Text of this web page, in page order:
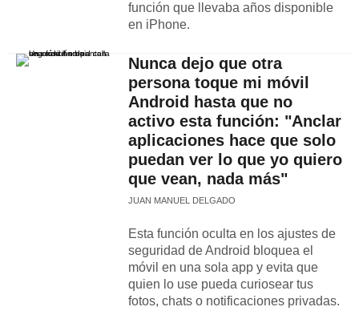
función que llevaba años disponible
en iPhone.
Nunca dejo que otra
persona toque mi móvil
Android hasta que no
activo esta función: "Anclar
aplicaciones hace que solo
puedan ver lo que yo quiero
que vean, nada más"
JUAN MANUEL DELGADO
Esta función oculta en los ajustes de
seguridad de Android bloquea el
móvil en una sola app y evita que
quien lo use pueda curiosear tus
fotos, chats o notificaciones privadas.